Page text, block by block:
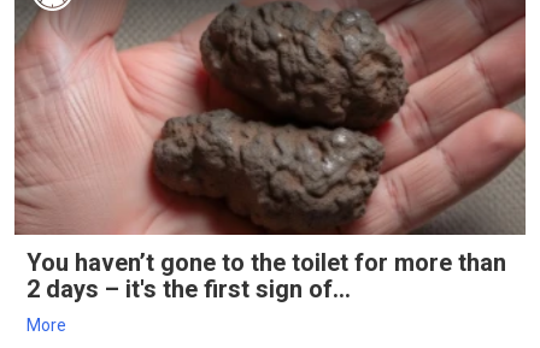
You haven’t gone to the toilet for more than
2 days – it's the first sign of...
More